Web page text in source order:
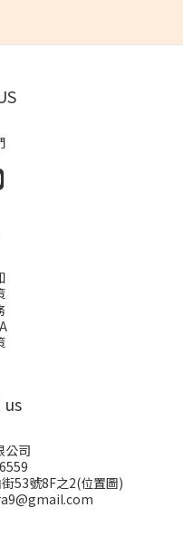
公司
53號8F之2(位置圖)